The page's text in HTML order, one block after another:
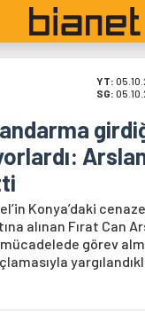
YT:
SG:
Konya’daki
alınan Fırat Can
görev